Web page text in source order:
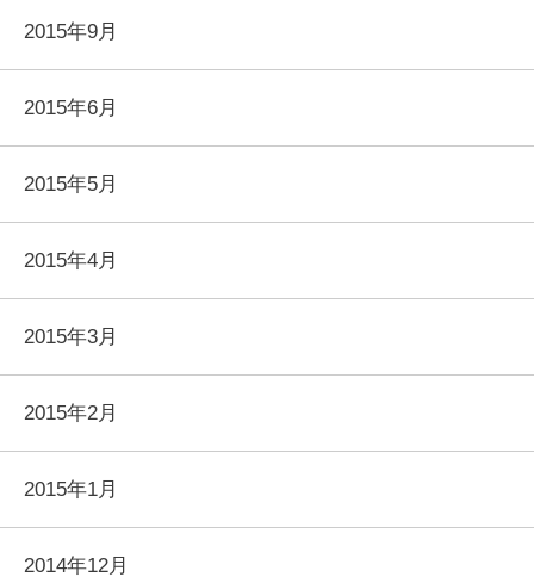
2015年9月
2015年6月
2015年5月
2015年4月
2015年3月
2015年2月
2015年1月
2014年12月